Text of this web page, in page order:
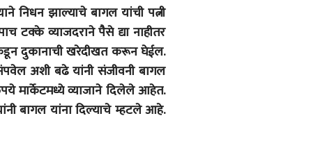
निधन झाल्याचे बागल यांची पत्नी
टक्के व्याजदराने पैसे द्या नाहीतर
दुकानाची खरेदीखत करून घेईल.
अशी बढे यांनी संजीवनी बागल
मार्केटमध्ये व्याजाने दिलेले आहेत.
बागल यांना दिल्याचे म्हटले आहे.